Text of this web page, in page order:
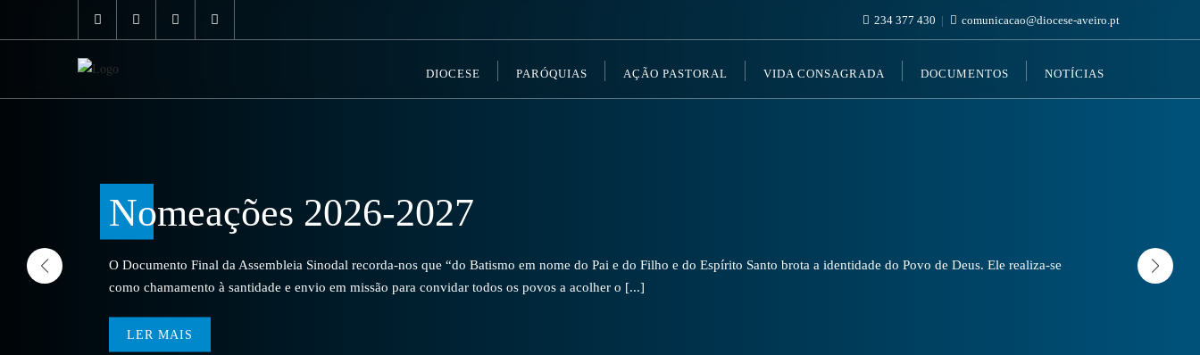
234 377 430 comunicacao@diocese-aveiro.pt
DIOCESE PARÓQUIAS AÇÃO PASTORAL VIDA CONSAGRADA DOCUMENTOS NOTÍCIAS
Nomeações 2026-2027
O Documento Final da Assembleia Sinodal recorda-nos que “do Batismo em nome do Pai e do Filho e do Espírito Santo brota a identidade do Povo de Deus. Ele realiza-se
como chamamento à santidade e envio em missão para convidar todos os povos a acolher o [...]
LER MAIS